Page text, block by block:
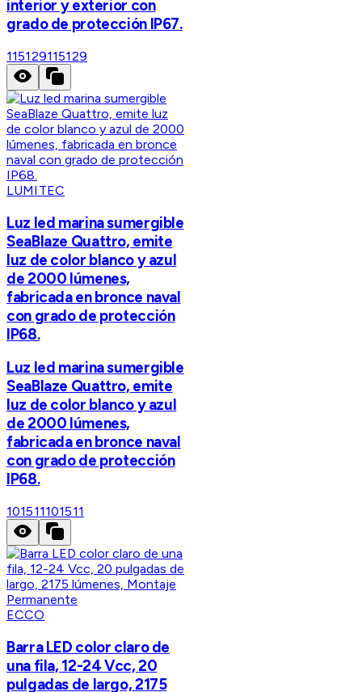
interior y exterior con
grado de protección IP67.
115129115129
LUMITEC
Luz led marina sumergible
SeaBlaze Quattro, emite
luz de color blanco y azul
de 2000 lúmenes,
fabricada en bronce naval
con grado de protección
IP68.
Luz led marina sumergible
SeaBlaze Quattro, emite
luz de color blanco y azul
de 2000 lúmenes,
fabricada en bronce naval
con grado de protección
IP68.
101511101511
ECCO
Barra LED color claro de
una fila, 12-24 Vcc, 20
pulgadas de largo, 2175